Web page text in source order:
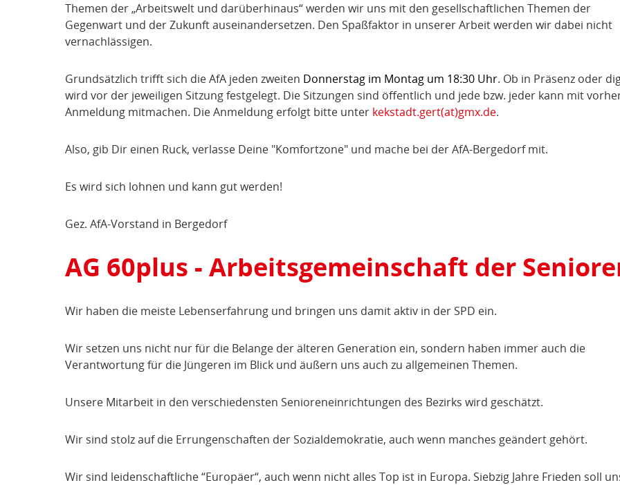
Themen der „Arbeitswelt und darüberhinaus“ werden wir uns mit den gesellschaftlichen Themen der
Gegenwart und der Zukunft auseinandersetzen. Den Spaßfaktor in unserer Arbeit werden wir dabei nicht
vernachlässigen.
Grundsätzlich trifft sich die AfA jeden zweiten Donnerstag im Montag um 18:30 Uhr. Ob in Präsenz oder
wird vor der jeweiligen Sitzung festgelegt. Die Sitzungen sind öffentlich und jede bzw. jeder kann mit
Anmeldung mitmachen. Die Anmeldung erfolgt bitte unter kekstadt.gert(at)gmx.de.
Also, gib Dir einen Ruck, verlasse Deine "Komfortzone" und mache bei der AfA-Bergedorf mit.
Es wird sich lohnen und kann gut werden!
Gez. AfA-Vorstand in Bergedorf
AG 60plus - Arbeitsgemeinschaft der
Wir haben die meiste Lebenserfahrung und bringen uns damit aktiv in der SPD ein.
Wir setzen uns nicht nur für die Belange der älteren Generation ein, sondern haben immer auch die
Verantwortung für die Jüngeren im Blick und äußern uns auch zu allgemeinen Themen.
Unsere Mitarbeit in den verschiedensten Senioreneinrichtungen des Bezirks wird geschätzt.
Wir sind stolz auf die Errungenschaften der Sozialdemokratie, auch wenn manches geändert gehört.
Wir sind leidenschaftliche “Europäer“, auch wenn nicht alles Top ist in Europa. Siebzig Jahre Frieden soll